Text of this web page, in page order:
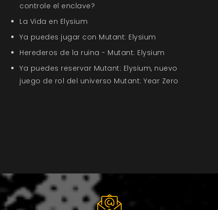
controle el enclave?
La Vida en Elysium
Ya puedes jugar con Mutant: Elysium
Herederos de la ruina - Mutant: Elysium
Ya puedes reservar Mutant: Elysium, nuevo
juego de rol del universo Mutant: Year Zero